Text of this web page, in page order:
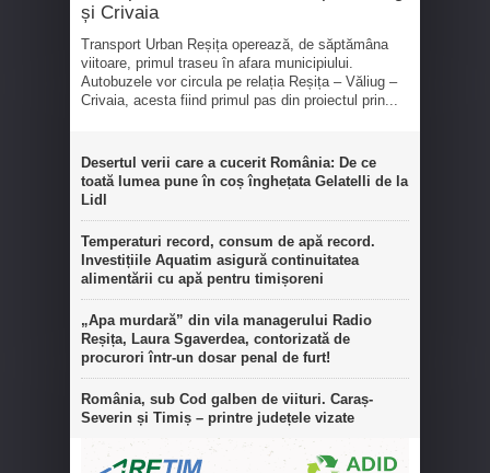
și Crivaia
Transport Urban Reșița operează, de săptămâna
viitoare, primul traseu în afara municipiului.
Autobuzele vor circula pe relația Reșița – Văliug –
Crivaia, acesta fiind primul pas din proiectul prin...
Desertul verii care a cucerit România: De ce
toată lumea pune în coș înghețata Gelatelli de la
Lidl
Temperaturi record, consum de apă record.
Investițiile Aquatim asigură continuitatea
alimentării cu apă pentru timișoreni
„Apa murdară” din vila managerului Radio
Reșița, Laura Sgaverdea, contorizată de
procurori într-un dosar penal de furt!
România, sub Cod galben de viituri. Caraș-
Severin și Timiș – printre județele vizate